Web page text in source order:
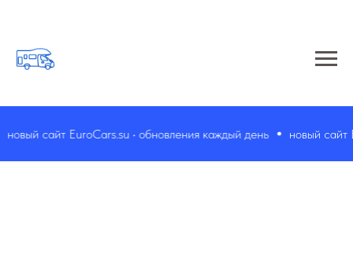
сайт EuroCars.su • обновления каждый день новый сайт